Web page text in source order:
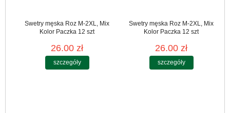
Swetry męska Roz M-2XL, Mix
Kolor Paczka 12 szt
26.00 zł
szczegóły
Swetry męska Roz M-2XL, Mix
Kolor Paczka 12 szt
26.00 zł
szczegóły